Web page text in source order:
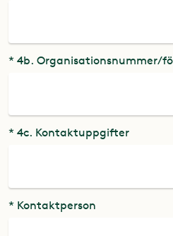
* 4b. Organisationsnummer/
* 4c. Kontaktuppgifter
* Kontaktperson